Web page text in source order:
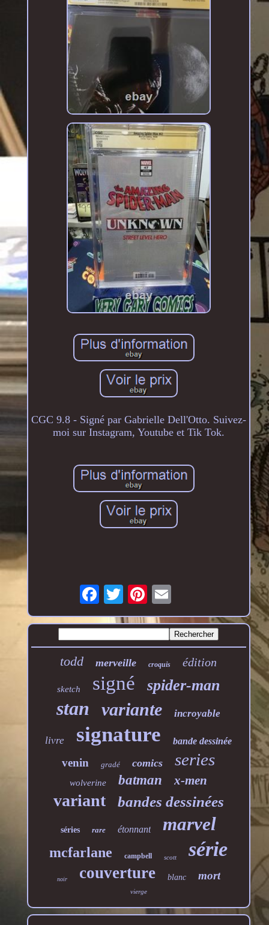
CGC 9.8 - Signé par Gabrielle Dell'Otto. Suivez-
moi sur Instagram, Youtube et Tik Tok.
todd merveille croquis édition
sketch signé spider-man
stan variante incroyable
livre signature bande dessinée
venin gradé comics series
wolverine batman x-men
variant bandes dessinées
séries rare étonnant marvel
mcfarlane campbell scott série
noir couverture blanc mort
vierge